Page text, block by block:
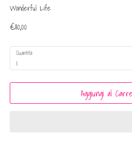
Wonderful Life
€110,00
Quantità
1
Aggiungi al